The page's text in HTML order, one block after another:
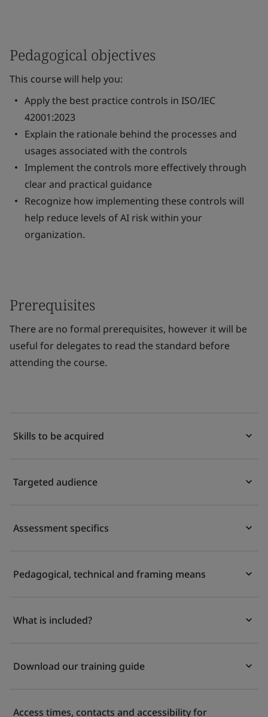
Pedagogical objectives
This course will help you:
Apply the best practice controls in ISO/IEC
42001:2023
Explain the rationale behind the processes and
usages associated with the controls
Implement the controls more effectively through
clear and practical guidance
Recognize how implementing these controls will
help reduce levels of AI risk within your
organization.
Prerequisites
There are no formal prerequisites, however it will be
useful for delegates to read the standard before
attending the course.
Skills to be acquired
Targeted audience
Assessment specifics
Pedagogical, technical and framing means
What is included?
Download our training guide
Access times, contacts and accessibility for